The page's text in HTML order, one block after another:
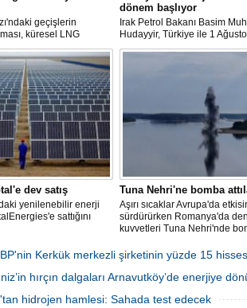
geçişlerin
küresel LNG
yol açarken sefer
ve gemi kiralama ile
2022 enerji
en yüksek seviyelere
dönem başlıyor
Irak Petrol Bakanı Basim
Hudayyir, Türkiye ile 1
imzalanan anlaşma
uzatıldığını belirten
uzun vadeli bir çerçeve
hazırlanacağını bildirdi.
dev satış
yenilenebilir enerji
sattığını
Tuna Nehri'ne bomba
Aşırı sıcaklar Avrupa'da
sürdürürken Romanya'da
kuvvetleri Tuna Nehri'nde
Kerkük merkezli şirketinin yüzde 15
hırçın dalgaları Arnavutköy’de enerjiye
hidrojen hamlesi: Sahada test edecek